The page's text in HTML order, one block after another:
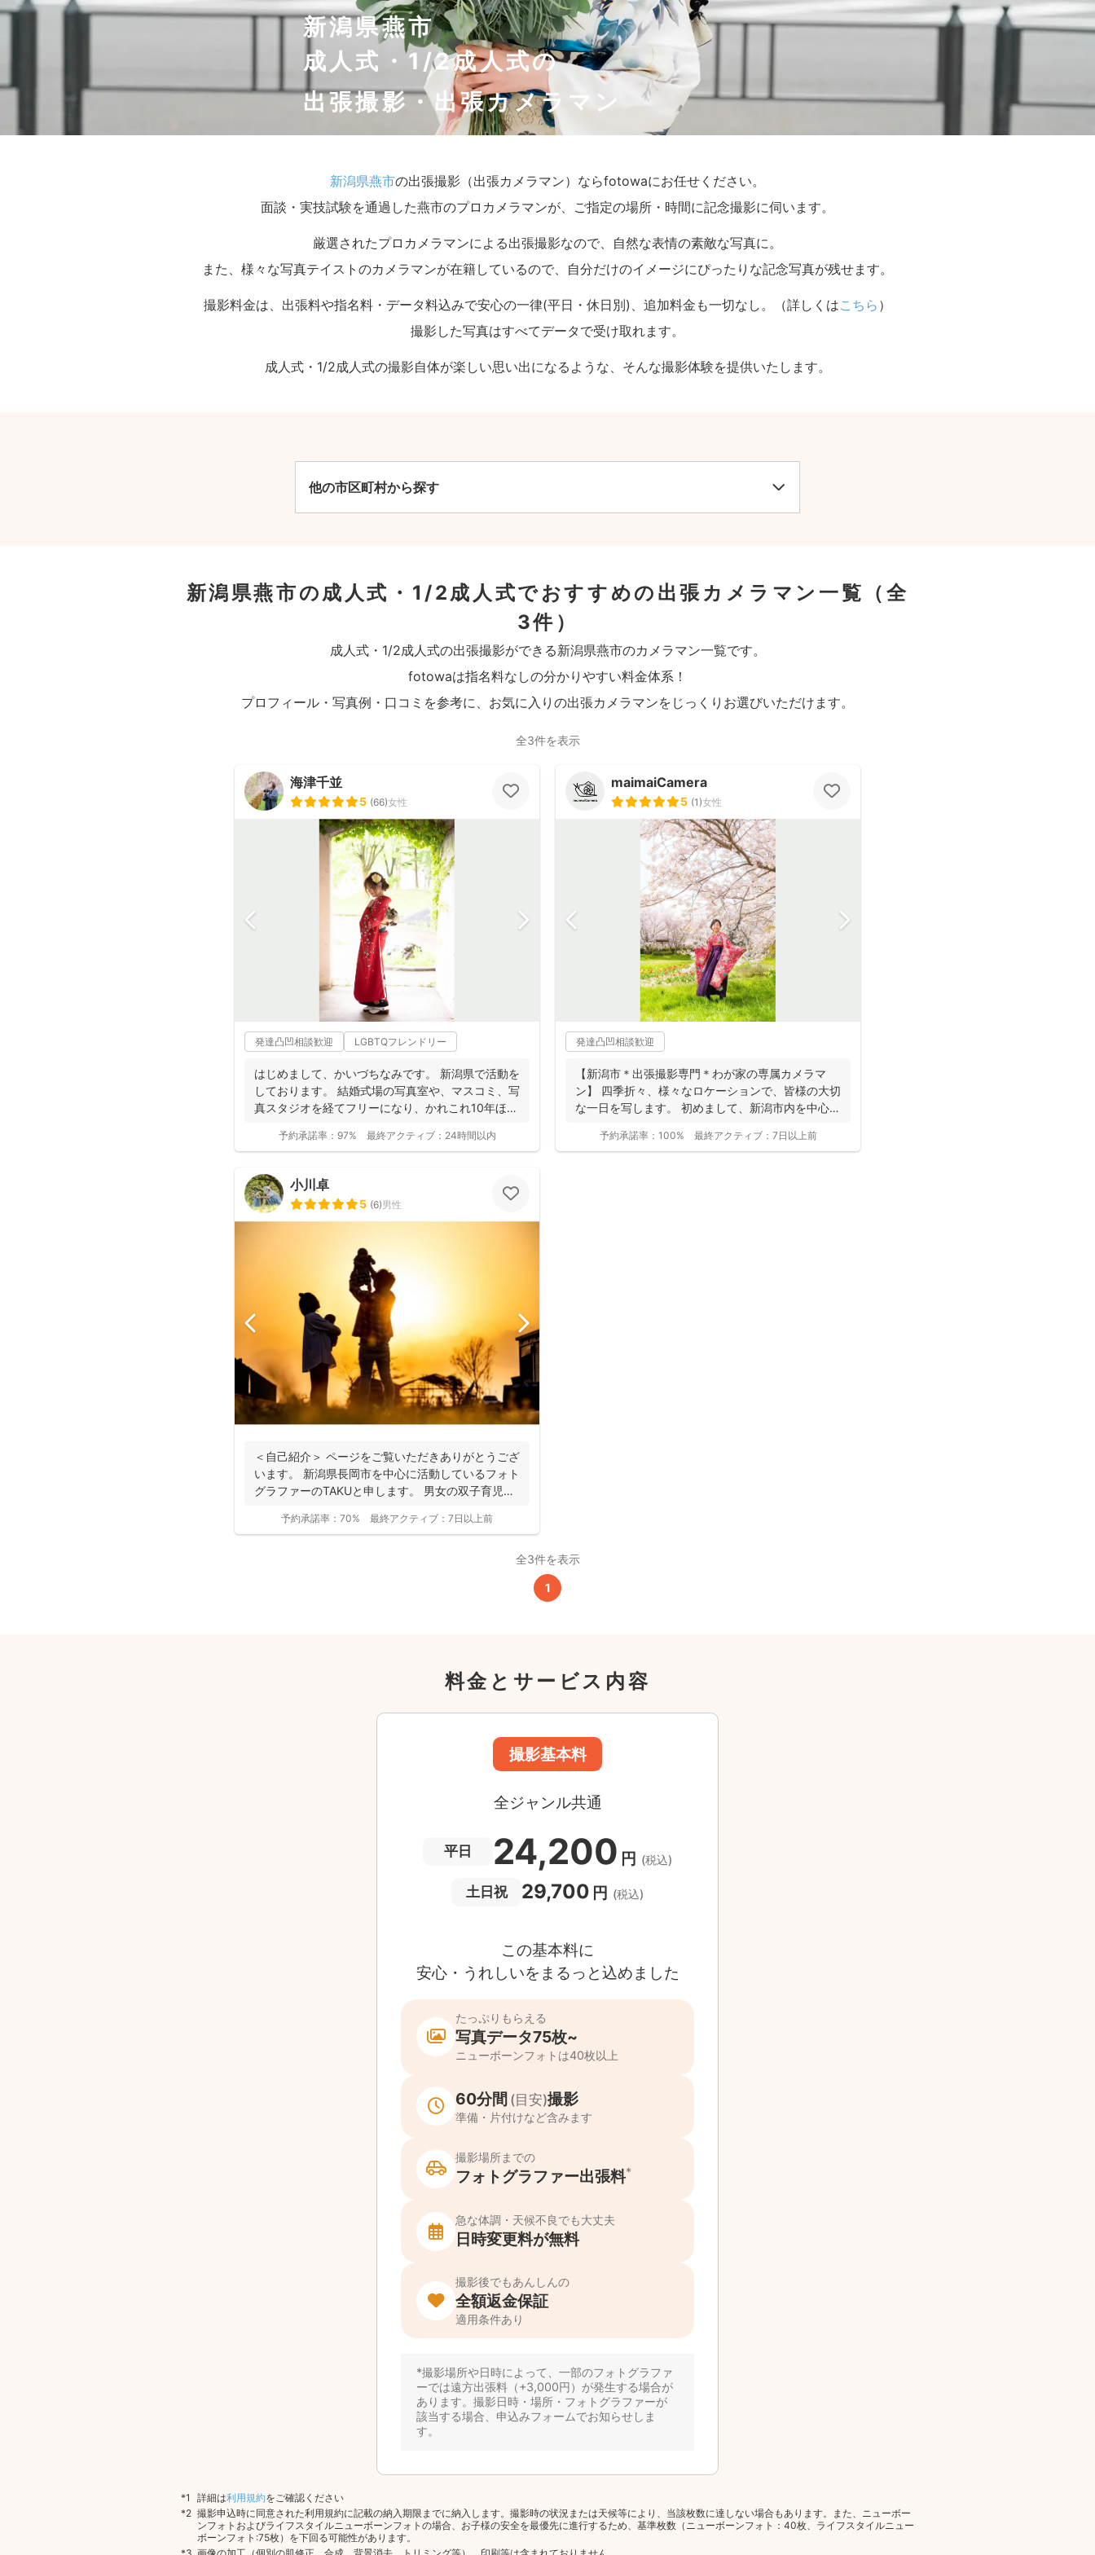
新潟県燕市
成人式・1/2成人式の
出張撮影・出張カメラマン
新潟県燕市の出張撮影（出張カメラマン）ならfotowaにお任せください。
面談・実技試験を通過した燕市のプロカメラマンが、ご指定の場所・時間に記念撮影に伺います。
厳選されたプロカメラマンによる出張撮影なので、自然な表情の素敵な写真に。
また、様々な写真テイストのカメラマンが在籍しているので、自分だけのイメージにぴったりな記念写真が残せます。
撮影料金は、出張料や指名料・データ料込みで安心の一律(平日・休日別)、追加料金も一切なし。（詳しくはこちら ）
撮影した写真はすべてデータで受け取れます。
成人式・1/2成人式の撮影自体が楽しい思い出になるような、そんな撮影体験を提供いたします。
他の市区町村から探す
新潟県燕市の成人式・1/2成人式でおすすめの出張カメラマン一覧
（全
3件）
成人式・1/2成人式の出張撮影ができる新潟県燕市のカメラマン一覧です。
fotowaは指名料なしの分かりやすい料金体系！
プロフィール・写真例・口コミを参考に、お気に入りの出張カメラマンをじっくりお選びいただけます。
全3件を表示
海津千並
5 (66)女性
発達凸凹相談歓迎 LGBTQフレンドリー
はじめまして、かいづちなみです。 新潟県で活動を
しております。 結婚式場の写真室や、マスコミ、写
真スタジオを経てフリーになり、かれこれ10年ほど
予約承諾率： 97% 最終アクティブ： 24時間以内
maimaiCamera
5 (1)女性
発達凸凹相談歓迎
【新潟市＊出張撮影専門＊わが家の専属カメラマ
ン】 四季折々、様々なロケーションで、皆様の大切
な一日を写します。 初めまして、新潟市内を中心に
予約承諾率： 100% 最終アクティブ： 7日以上前
小川卓
5 (6)男性
＜自己紹介＞ ページをご覧いただきありがとうござ
います。 新潟県長岡市を中心に活動しているフォト
グラファーのTAKUと申します。 男女の双子育児中
予約承諾率： 70% 最終アクティブ： 7日以上前
全3件を表示
1
料金とサービス内容
撮影基本料
平日 24,200
土日祝 29,700
安心・うれしいをまるっと込めました
(目安)撮影
フォトグラファー出張料*
全額返金保証
あります。撮影日時・場所・フォトグラファーが
該当する場合、申込みフォームでお知らせしま
詳細は利用規約をご確認ください
撮影申込時に同意された利用規約に記載の納入期限までに納入します。撮影時の状況または天候等により、当該枚数に達しない場合もあります。また、ニューボー
ンフォトおよびライフスタイルニューボーンフォトの場合、お子様の安全を最優先に進行するため、基準枚数（ニューボーンフォト：40枚、ライフスタイルニュー
ボーンフォト:75枚）を下回る可能性があります。